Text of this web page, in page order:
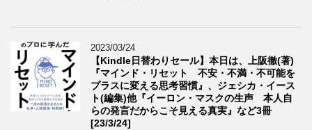
2023/03/24
【Kindle日替わりセール】本日は、上阪徹(著)
『マインド・リセット 不安・不満・不可能を
プラスに変える思考習慣』、ジェシカ・イース
ト(編集)他『イーロン・マスクの生声 本人自
らの発言だからこそ見える真実』など3冊
[23/3/24]